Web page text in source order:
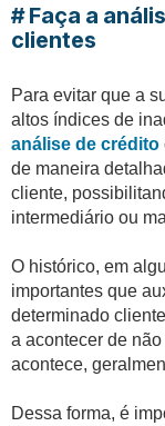
# Faça a
clientes
Para evitar que a
altos índices de
análise de crédito
de maneira
cliente,
intermediário ou
O histórico, em
importantes que
determinado
a acontecer de
acontece,
Dessa forma, é